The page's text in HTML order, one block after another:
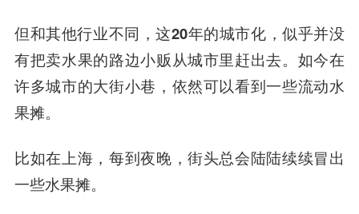
但和其他行业不同，这20年的城市化，似乎并没
有把卖水果的路边小贩从城市里赶出去。 如今在
许多城市的大街小巷，依然可以看到一些流动水
果摊。
比如在上海，每到夜晚，街头总会陆陆续续冒出
一些水果摊。